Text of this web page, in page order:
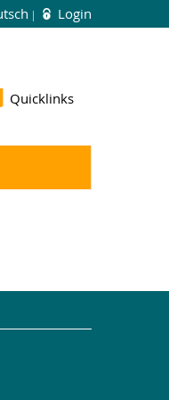
Login
Quicklinks